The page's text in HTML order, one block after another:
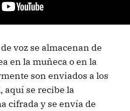
voz se almacenan de
en la muñeca o en la
son enviados a los
aquí se recibe la
cifrada y se envía de